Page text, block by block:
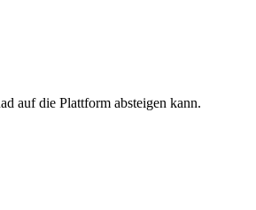
auf die Plattform absteigen kann.